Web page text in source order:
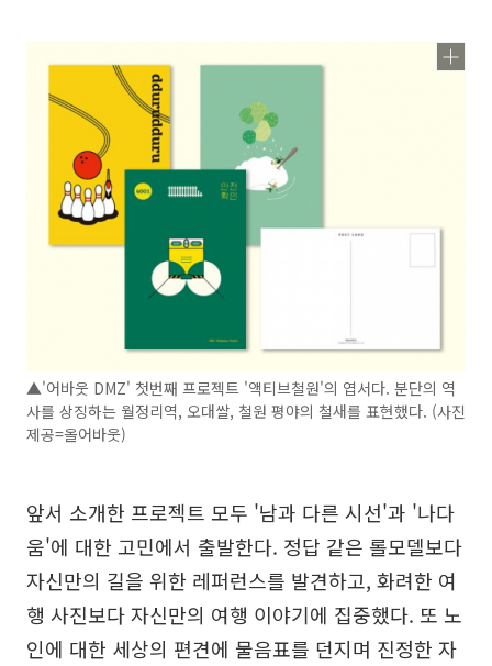
▲'어바웃 DMZ' 첫번째 프로젝트 '액티브철원'의 엽서다. 분단의 역
사를 상징하는 월정리역, 오대쌀, 철원 평야의 철새를 표현했다. (사진
제공=올어바웃)
앞서 소개한 프로젝트 모두 '남과 다른 시선'과 '나다
움'에 대한 고민에서 출발한다. 정답 같은 롤모델보다
자신만의 길을 위한 레퍼런스를 발견하고, 화려한 여
행 사진보다 자신만의 여행 이야기에 집중했다. 또 노
인에 대한 세상의 편견에 물음표를 던지며 진정한 자